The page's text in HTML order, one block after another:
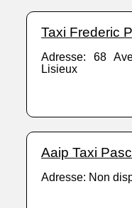
Taxi Frederic
Adresse: 68
Lisieux
Aaip Taxi
Adresse: Non